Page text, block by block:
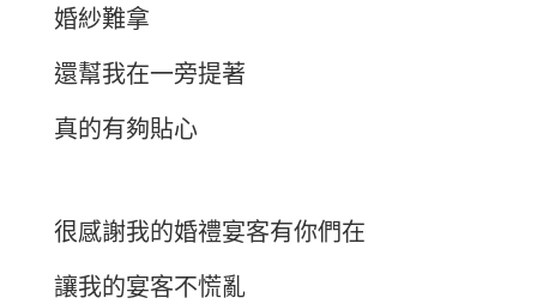
婚紗難拿
還幫我在一旁提著
真的有夠貼心
很感謝我的婚禮宴客有你們在
讓我的宴客不慌亂